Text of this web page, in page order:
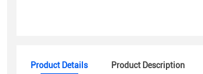
Product Details Product Description